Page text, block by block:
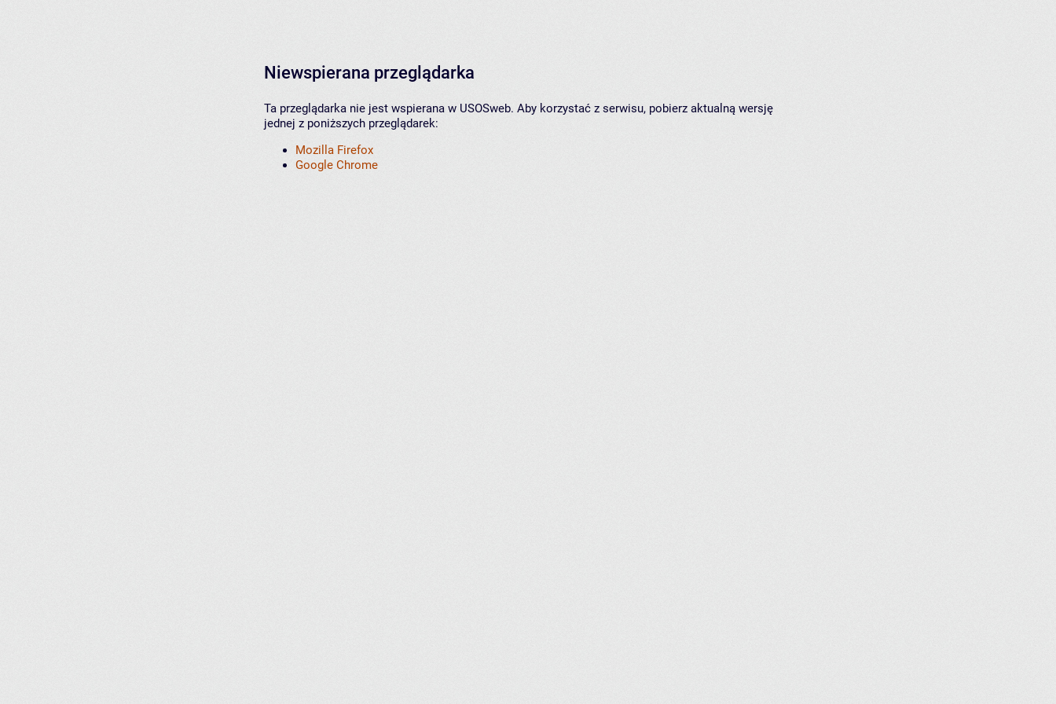
Niewspierana przeglądarka
Ta przeglądarka nie jest wspierana w USOSweb. Aby korzystać z serwisu, pobierz aktualną wersję
jednej z poniższych przeglądarek:
Mozilla Firefox
Google Chrome